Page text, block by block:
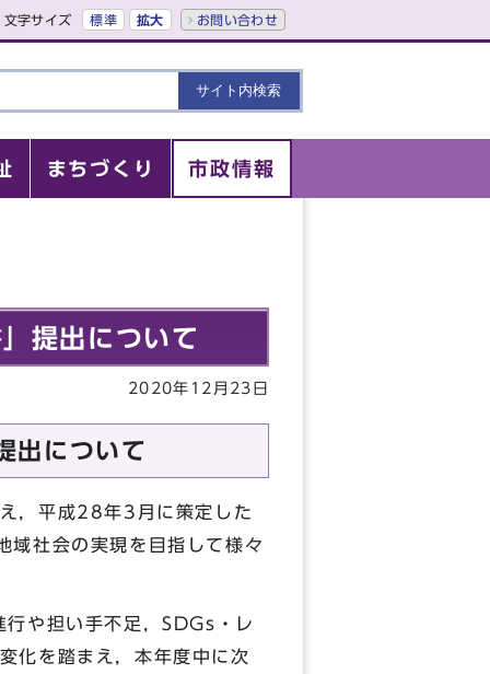
文字サイズ 標準 拡大 お問い合わせ
まちづくり 市政情報
提出について
2020年12月23日
出について
，平成28年3月に策定した
域社会の実現を目指して様々
や担い手不足，SDGs・レ
化を踏まえ，本年度中に次